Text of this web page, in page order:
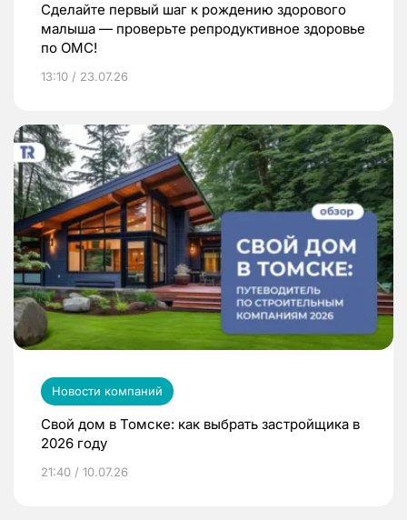
Сделайте первый шаг к рождению здорового
малыша — проверьте репродуктивное здоровье
по ОМС!
13:10 / 23.07.26
Новости компаний
Свой дом в Томске: как выбрать застройщика в
2026 году
21:40 / 10.07.26